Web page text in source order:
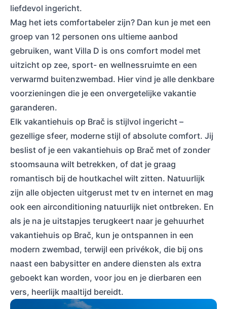
liefdevol ingericht.
Mag het iets comfortabeler zijn? Dan kun je met een
groep van 12 personen ons ultieme aanbod
gebruiken, want Villa D is ons comfort model met
uitzicht op zee, sport- en wellnessruimte en een
verwarmd buitenzwembad. Hier vind je alle denkbare
voorzieningen die je een onvergetelijke vakantie
garanderen.
Elk vakantiehuis op Brač is stijlvol ingericht –
gezellige sfeer, moderne stijl of absolute comfort. Jij
beslist of je een vakantiehuis op Brač met of zonder
stoomsauna wilt betrekken, of dat je graag
romantisch bij de houtkachel wilt zitten. Natuurlijk
zijn alle objecten uitgerust met tv en internet en mag
ook een airconditioning natuurlijk niet ontbreken. En
als je na je uitstapjes terugkeert naar je gehuurhet
vakantiehuis op Brač, kun je ontspannen in een
modern zwembad, terwijl een privékok, die bij ons
naast een babysitter en andere diensten als extra
geboekt kan worden, voor jou en je dierbaren een
vers, heerlijk maaltijd bereidt.